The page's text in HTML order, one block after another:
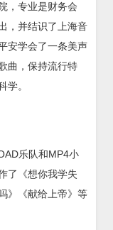
，专业是财务会
，并结识了上海音
安学会了一条美声
曲，保持流行特
学。
乐队和MP4小
了《想你我学失
》《献给上帝》等